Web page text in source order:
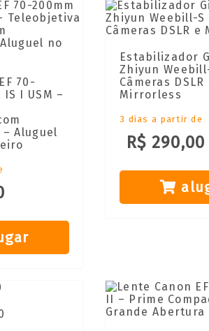
70-
I USM –
Aluguel
Estabilizador
Zhiyun
Câmeras DSLR
Mirrorless
3 dias a partir de
R$ 290,00